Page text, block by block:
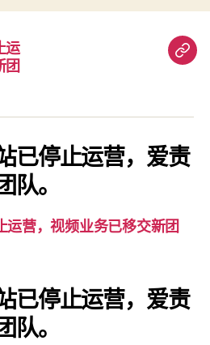
运
团
重
知：
爱
责
视
已停止运营，爱责
。
运营，视频业务已移交新团
已停止运营，爱责
。